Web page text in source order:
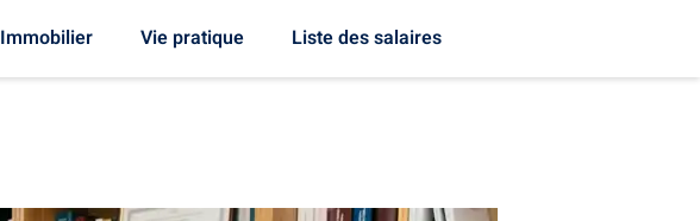
Immobilier Vie pratique Liste des salaires